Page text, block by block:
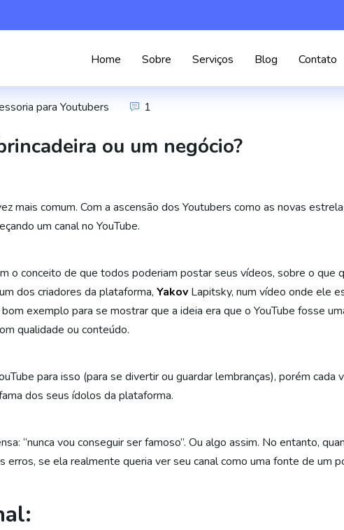
Home Sobre Serviços Blog Contato
para Youtubers 1
ou um negócio?
mais comum. Com a ascensão dos Youtubers como as novas
um canal no YouTube.
o conceito de que todos poderiam postar seus vídeos, sobre o que
dos criadores da plataforma, Yakov Lapitsky, num vídeo onde ele
exemplo para se mostrar que a ideia era que o YouTube fosse
qualidade ou conteúdo.
para isso (para se divertir ou guardar lembranças), porém cada
dos seus ídolos da plataforma.
“nunca vou conseguir ser famoso”. Ou algo assim. No entanto,
se ela realmente queria ver seu canal como uma fonte de um